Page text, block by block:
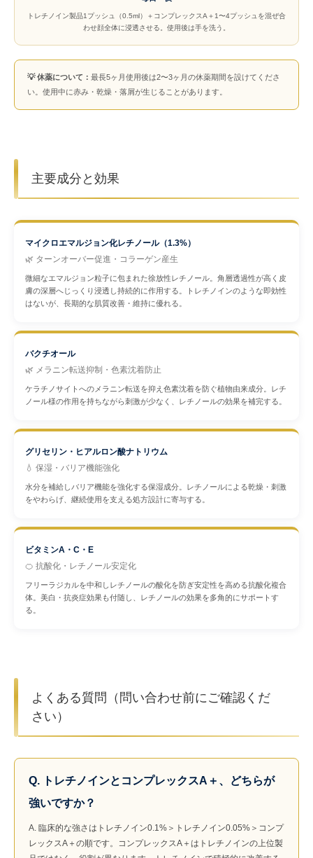
トレチノイン製品1プッシュ（0.5ml）＋コンプレックスA＋1〜4プッシュを混ぜ合
わせ顔全体に浸透させる。使用後は手を洗う。
💡 休薬について： 最長5ヶ月使用後は2〜3ヶ月の休薬期間を設けてくださ
い。使用中に赤み・乾燥・落屑が生じることがあります。
主要成分と効果
マイクロエマルジョン化レチノール（1.3%）
🌿 ターンオーバー促進・コラーゲン産生
微細なエマルジョン粒子に包まれた徐放性レチノール。角層透過性が高く皮
膚の深層へじっくり浸透し持続的に作用する。トレチノインのような即効性
はないが、長期的な肌質改善・維持に優れる。
バクチオール
🌿 メラニン転送抑制・色素沈着防止
ケラチノサイトへのメラニン転送を抑え色素沈着を防ぐ植物由来成分。レチ
ノール様の作用を持ちながら刺激が少なく、レチノールの効果を補完する。
グリセリン・ヒアルロン酸ナトリウム
💧 保湿・バリア機能強化
水分を補給しバリア機能を強化する保湿成分。レチノールによる乾燥・刺激
をやわらげ、継続使用を支える処方設計に寄与する。
ビタミンA・C・E
🍊 抗酸化・レチノール安定化
フリーラジカルを中和しレチノールの酸化を防ぎ安定性を高める抗酸化複合
体。美白・抗炎症効果も付随し、レチノールの効果を多角的にサポートす
る。
よくある質問（問い合わせ前にご確認くだ
さい）
Q. トレチノインとコンプレックスA＋、どちらが
強いですか？
A. 臨床的な強さはトレチノイン0.1%＞トレチノイン0.05%＞コンプ
レックスA＋の順です。コンプレックスA＋はトレチノインの上位製